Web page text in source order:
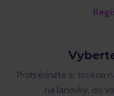
Prohlédněte si širokou
na lanovky, do